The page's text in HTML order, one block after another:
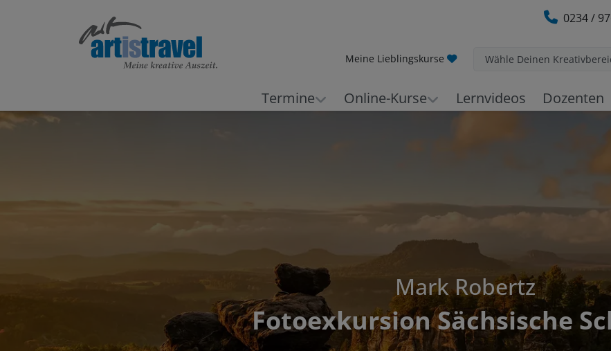
0234 /
Meine Lieblingskurse Wähle Deinen
Termine Online-Kurse Lernvideos Dozenten
Mark Robertz
Fotoexkursion Sächsische